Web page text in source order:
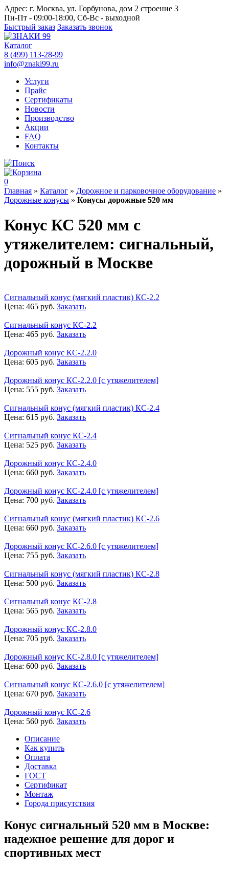
Адрес: г. Москва, ул. Горбунова, дом 2 строение 3
Пн-Пт - 09:00-18:00, Сб-Вс - выходной
Быстрый заказ Заказать звонок
Каталог
8 (499) 113-28-99
info@znaki99.ru
Услуги
Прайс
Сертификаты
Новости
Производство
Акции
FAQ
Контакты
0
Главная » Каталог » Дорожное и парковочное оборудование »
Дорожные конусы » Конусы дорожные 520 мм
Конус КС 520 мм с
утяжелителем: сигнальный,
дорожный в Москве
Сигнальный конус (мягкий пластик) КС-2.2
Цена: 465 руб. Заказать
Сигнальный конус КС-2.2
Цена: 465 руб. Заказать
Дорожный конус КС-2.2.0
Цена: 605 руб. Заказать
Дорожный конус КС-2.2.0 [с утяжелителем]
Цена: 555 руб. Заказать
Сигнальный конус (мягкий пластик) КС-2.4
Цена: 615 руб. Заказать
Сигнальный конус КС-2.4
Цена: 525 руб. Заказать
Дорожный конус КС-2.4.0
Цена: 660 руб. Заказать
Дорожный конус КС-2.4.0 [с утяжелителем]
Цена: 700 руб. Заказать
Сигнальный конус (мягкий пластик) КС-2.6
Цена: 660 руб. Заказать
Дорожный конус КС-2.6.0 [с утяжелителем]
Цена: 755 руб. Заказать
Сигнальный конус (мягкий пластик) КС-2.8
Цена: 500 руб. Заказать
Сигнальный конус КС-2.8
Цена: 565 руб. Заказать
Дорожный конус КС-2.8.0
Цена: 705 руб. Заказать
Дорожный конус КС-2.8.0 [с утяжелителем]
Цена: 600 руб. Заказать
Сигнальный конус КС-2.6.0 [с утяжелителем]
Цена: 670 руб. Заказать
Дорожный конус КС-2.6
Цена: 560 руб. Заказать
Описание
Как купить
Оплата
Доставка
ГОСТ
Сертификат
Монтаж
Города присутствия
Конус сигнальный 520 мм в Москве:
надежное решение для дорог и
спортивных мест